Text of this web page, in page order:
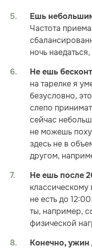
Ешь
Частота
ночь
Не ешь
на тарелке я
безусловно,
слепо
сейчас
не можешь
здесь не в
другом,
Не ешь после
не есть до
ты, например,
физической
Конечно,